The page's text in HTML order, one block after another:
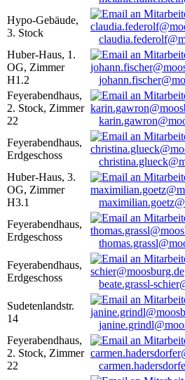
Hypo-Gebäude,
3. Stock
Huber-Haus, 1.
OG, Zimmer
H1.2
Feyerabendhaus,
2. Stock, Zimmer
22
Feyerabendhaus,
Erdgeschoss
Huber-Haus, 3.
OG, Zimmer
H3.1
Feyerabendhaus,
Erdgeschoss
Feyerabendhaus,
Erdgeschoss
beate.grassl-
Sudetenlandstr.
14
Feyerabendhaus,
2. Stock, Zimmer
22